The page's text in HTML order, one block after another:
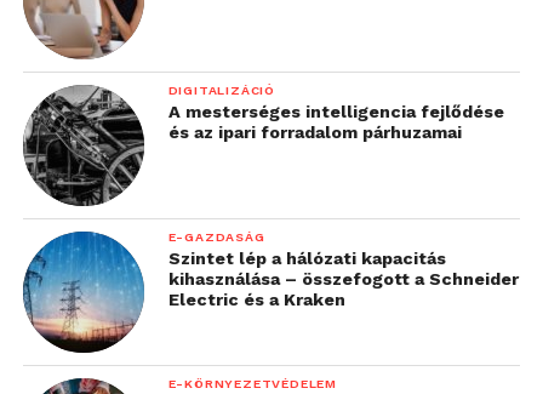
DIGITALIZÁCIÓ
A mesterséges intelligencia fejlődése
és az ipari forradalom párhuzamai
E-GAZDASÁG
Szintet lép a hálózati kapacitás
kihasználása – összefogott a Schneider
Electric és a Kraken
E-KÖRNYEZETVÉDELEM